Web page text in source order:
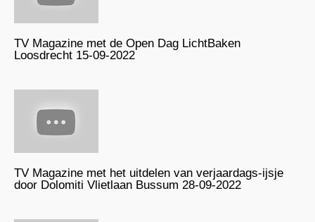
TV Magazine met de Open Dag LichtBaken
Loosdrecht 15-09-2022
TV Magazine met het uitdelen van verjaardags-ijsje
door Dolomiti Vlietlaan Bussum 28-09-2022